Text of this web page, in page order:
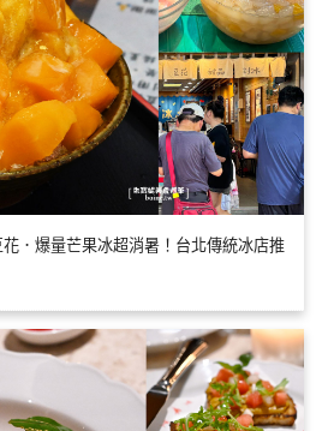
．爆量芒果冰超消暑！台北傳統冰店推